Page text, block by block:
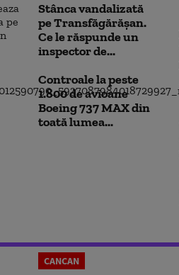
Stânca vandalizată
pe Transfăgărășan.
Ce le răspunde un
inspector de...
Controale la peste
1.800 de avioane
Boeing 737 MAX din
toată lumea...
CANCAN